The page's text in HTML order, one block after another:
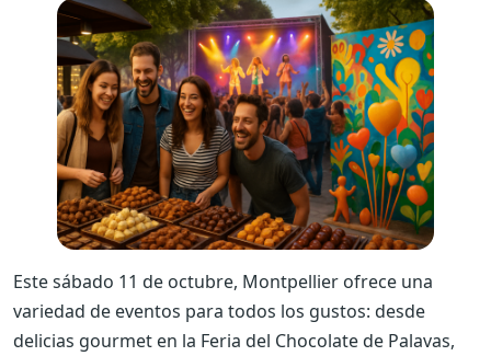
Este sábado 11 de octubre, Montpellier ofrece una
variedad de eventos para todos los gustos: desde
delicias gourmet en la Feria del Chocolate de Palavas,